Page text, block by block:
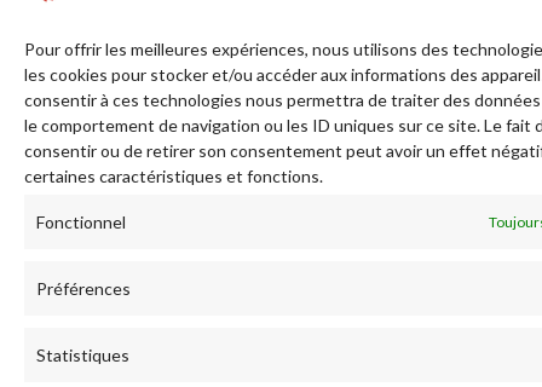
Pour offrir les meilleures expériences, nous utilisons des
les cookies pour stocker et/ou accéder aux informations des
consentir à ces technologies nous permettra de traiter des
le comportement de navigation ou les ID uniques sur ce site. Le fait
consentir ou de retirer son consentement peut avoir un effet
certaines caractéristiques et fonctions.
Fonctionnel
Préférences
Statistiques